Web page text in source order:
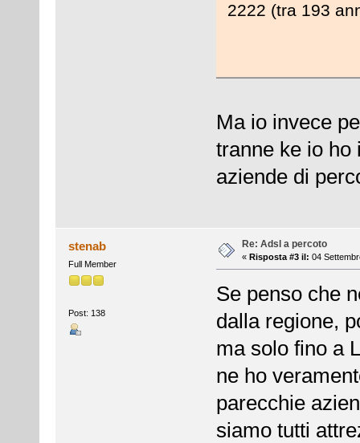
2222 (tra 193
Ma io invece
tranne ke io ho
aziende di
stenab
Full Member
Post: 138
Re: Adsl a percoto
« Risposta #3 il: 04
Se penso che
dalla regione,
ma solo fino a
ne ho
parecchie
siamo tutti